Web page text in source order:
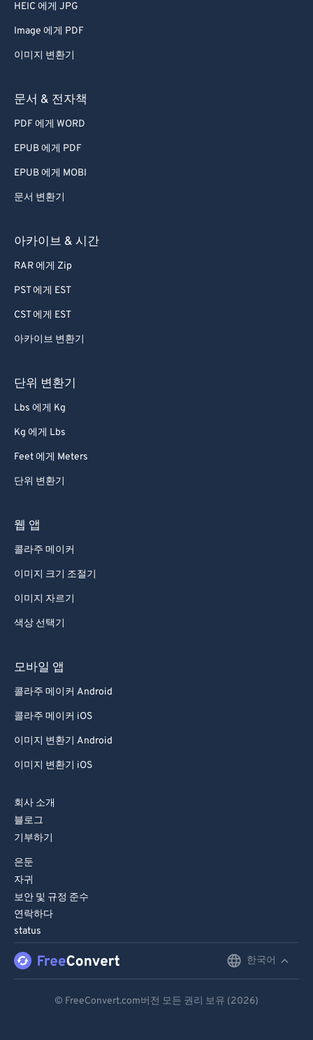
HEIC 에게 JPG
Image 에게 PDF
이미지 변환기
문서 & 전자책
PDF 에게 WORD
EPUB 에게 PDF
EPUB 에게 MOBI
문서 변환기
아카이브 & 시간
RAR 에게 Zip
PST 에게 EST
CST 에게 EST
아카이브 변환기
단위 변환기
Lbs 에게 Kg
Kg 에게 Lbs
Feet 에게 Meters
단위 변환기
웹 앱
콜라주 메이커
이미지 크기 조절기
이미지 자르기
색상 선택기
모바일 앱
콜라주 메이커 Android
콜라주 메이커 iOS
이미지 변환기 Android
이미지 변환기 iOS
회사 소개
블로그
기부하기
은둔
자귀
보안 및 규정 준수
연락하다
status
한국어
© FreeConvert.com버전 모든 권리 보유 (2026)